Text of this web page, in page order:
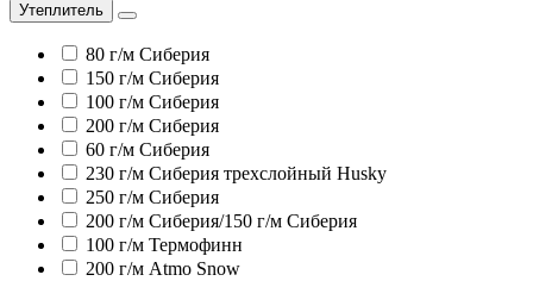
Утеплитель
80 г/м Сиберия
150 г/м Сиберия
100 г/м Сиберия
200 г/м Сиберия
60 г/м Сиберия
230 г/м Сиберия трехслойный Husky
250 г/м Сиберия
200 г/м Сиберия/150 г/м Сиберия
100 г/м Термофинн
200 г/м Atmo Snow